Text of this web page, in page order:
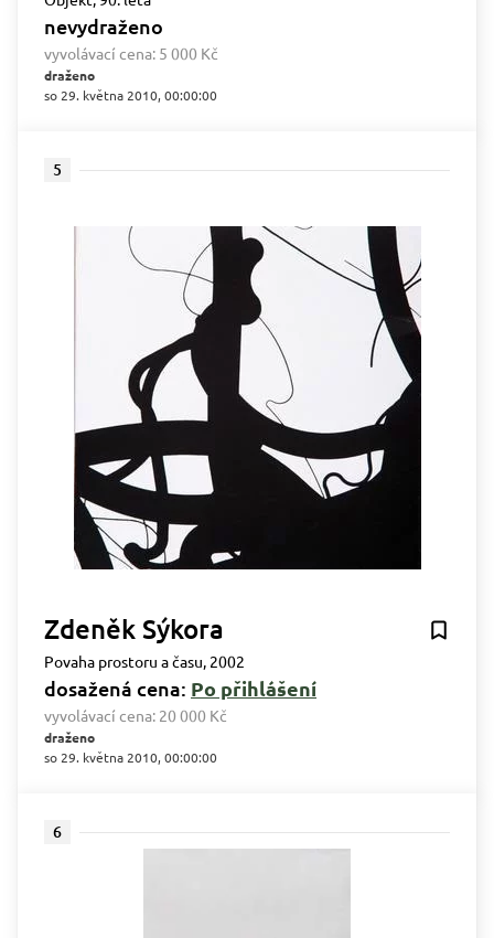
nevydraženo
vyvolávací cena: 5 000 Kč
draženo
so 29. května 2010, 00:00:00
5
Zdeněk Sýkora
Povaha prostoru a času, 2002
dosažená cena: Po přihlášení
vyvolávací cena: 20 000 Kč
draženo
so 29. května 2010, 00:00:00
6